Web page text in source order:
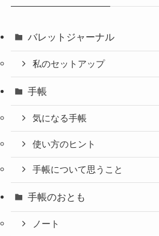
バレットジャーナル
私のセットアップ
手帳
気になる手帳
使い方のヒント
手帳について思うこと
手帳のおとも
ノート